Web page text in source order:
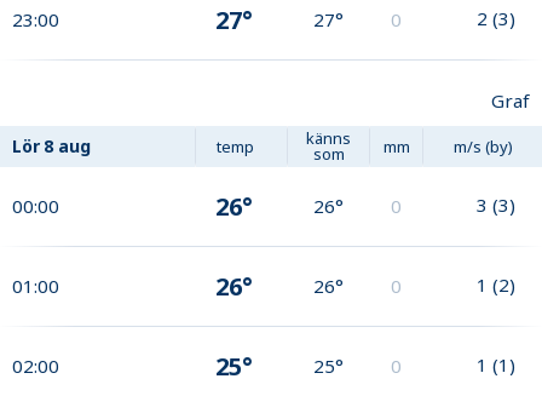
23:00 27° 27° 0 2 (3)
Graf
Lör 8 aug temp känns
som mm m/s (by)
00:00 26° 26° 0 3 (3)
01:00 26° 26° 0 1 (2)
02:00 25° 25° 0 1 (1)